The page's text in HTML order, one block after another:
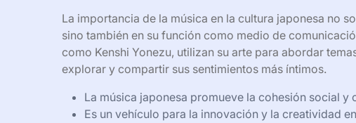
La importancia de la música en la cultura japonesa no
sino también en su función como medio de
como Kenshi Yonezu, utilizan su arte para abordar
explorar y compartir sus sentimientos más íntimos.
La música japonesa promueve la cohesión social y
Es un vehículo para la innovación y la creatividad